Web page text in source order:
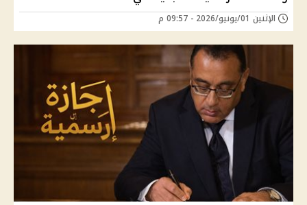
الإثنين 01/يونيو/2026 - 09:57 م